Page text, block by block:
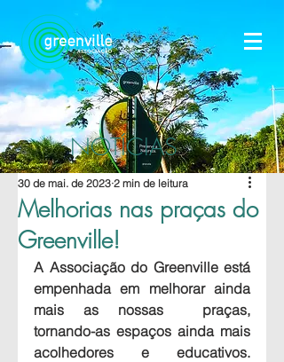
NOTÍCIAS
Melhorias nas praças do
Greenville!
30 de mai. de 2023 2 min de leitura
A Associação do Greenville está
empenhada em melhorar ainda
mais as nossas  praças,
tornando-as espaços ainda mais
acolhedores e educativos.